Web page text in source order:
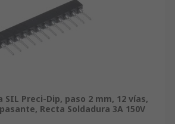
Preci-Dip, paso 2 mm, 12 vías,
Recta Soldadura 3A 150V